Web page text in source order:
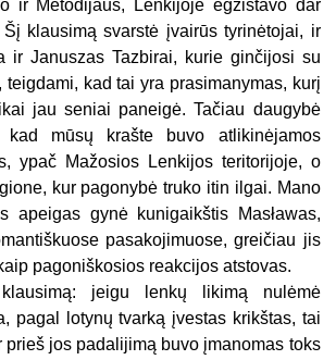
ir Metodijaus, Lenkijoje egzistavo dar
klausimą svarstė įvairūs tyrinėtojai, ir
ir Januszas Tazbirai, kurie ginčijosi su
teigdami, kad tai yra prasimanymas, kurį
jau seniai paneigė. Tačiau daugybė
kad mūsų krašte buvo atlikinėjamos
ypač Mažosios Lenkijos teritorijoje, o
kur pagonybė truko itin ilgai. Mano
apeigas gynė kunigaikštis Masławas,
pasakojimuose, greičiau jis
pagoniškosios reakcijos atstovas.
jeigu lenkų likimą nulėmė
pagal lotynų tvarką įvestas krikštas, tai
prieš jos padalijimą buvo įmanomas toks